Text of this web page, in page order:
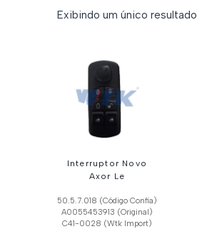
Exibindo um único resultado
Interruptor Novo
Axor Le
50.5.7.018 (Código Confia)
A0055453913 (Original)
C41-0028 (Wtk Import)